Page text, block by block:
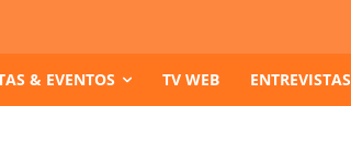
& EVENTOS TV WEB ENTREVISTAS